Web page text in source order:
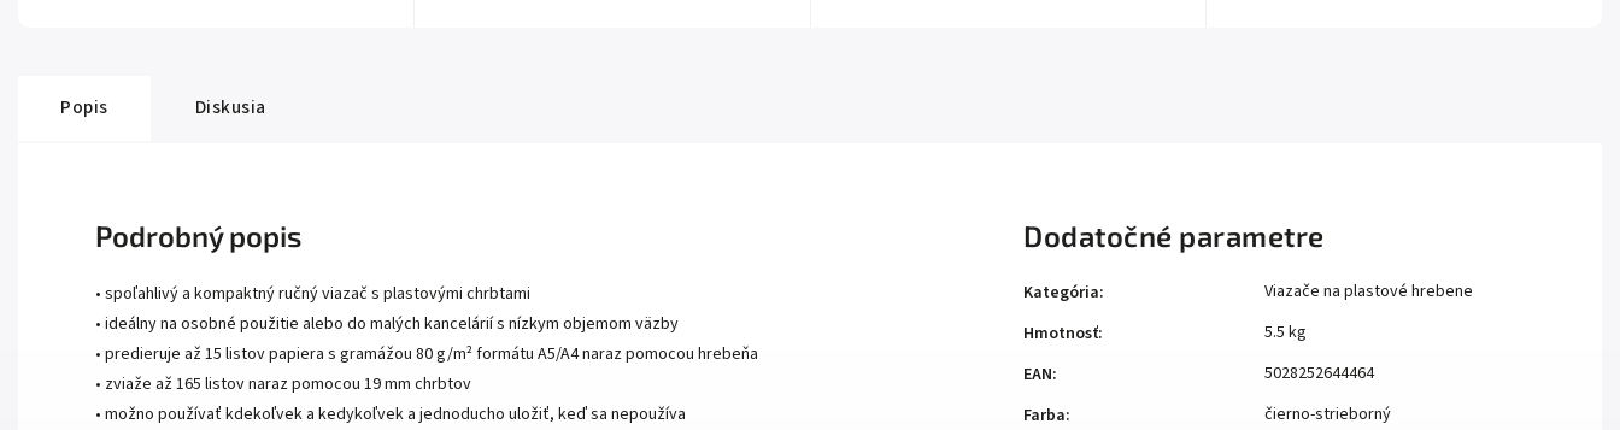
Popis Diskusia
Podrobný popis
• spoľahlivý a kompaktný ručný viazač s plastovými chrbtami
• ideálny na osobné použitie alebo do malých kancelárií s nízkym objemom väzby
• predieruje až 15 listov papiera s gramážou 80 g/m² formátu A5/A4 naraz pomocou hrebeňa
• zviaže až 165 listov naraz pomocou 19 mm chrbtov
• možno používať kdekoľvek a kedykoľvek a jednoducho uložiť, keď sa nepoužíva
Dodatočné parametre
Kategória:
Viazače na plastové hrebene
Hmotnosť:
5.5 kg
EAN:
5028252644464
Farba:
čierno-strieborný